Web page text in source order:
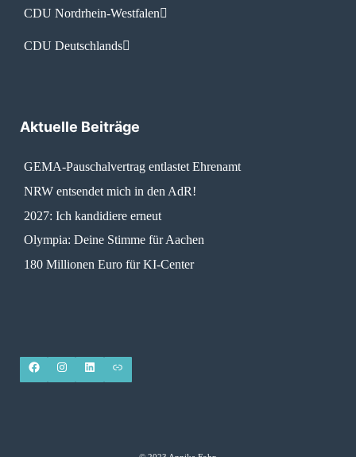
CDU Nordrhein-Westfalen
CDU Deutschlands
Aktuelle Beiträge
GEMA-Pauschalvertrag entlastet Ehrenamt
NRW entsendet mich in den AdR!
2027: Ich kandidiere erneut
Olympia: Deine Stimme für Aachen
180 Millionen Euro für KI-Center